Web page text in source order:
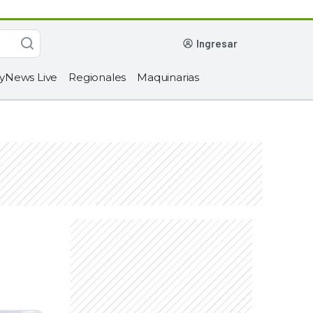
ingresar
Live Regionales Maquinarias